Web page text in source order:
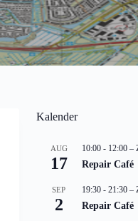
Kalender
AUG
17
10:00- 12:00 –
Repair Café
SEP
2
19:30- 21:30 –
Repair Café